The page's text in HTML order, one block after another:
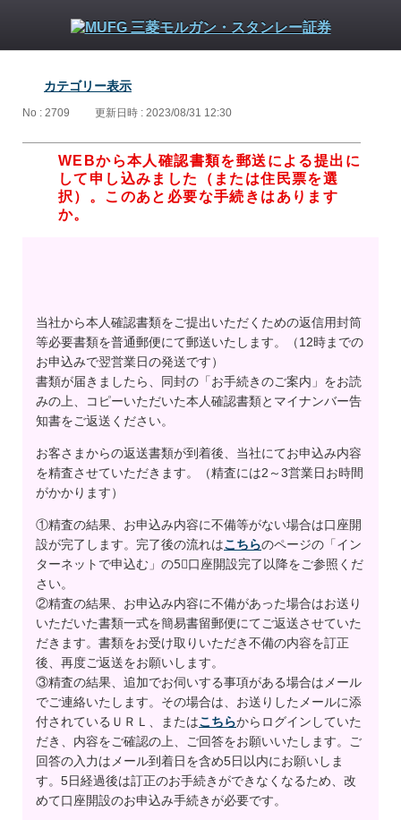
カテゴリー表示
No : 2709 更新日時 : 2023/08/31 12:30
WEBから本人確認書類を郵送による提出に
して申し込みました（または住民票を選
択）。このあと必要な手続きはあります
か。
当社から本人確認書類をご提出いただくための返信用封筒
等必要書類を普通郵便にて郵送いたします。（12時までの
お申込みで翌営業日の発送です）
書類が届きましたら、同封の「お手続きのご案内」をお読
みの上、コピーいただいた本人確認書類とマイナンバー告
知書をご返送ください。
お客さまからの返送書類が到着後、当社にてお申込み内容
を精査させていただきます。（精査には2～3営業日お時間
がかかります）
①精査の結果、お申込み内容に不備等がない場合は口座開
設が完了します。完了後の流れはこちらのページの「イン
ターネットで申込む」の5⃣口座開設完了以降をご参照くだ
さい。
②精査の結果、お申込み内容に不備があった場合はお送り
いただいた書類一式を簡易書留郵便にてご返送させていた
だきます。書類をお受け取りいただき不備の内容を訂正
後、再度ご返送をお願いします。
③精査の結果、追加でお伺いする事項がある場合はメール
でご連絡いたします。その場合は、お送りしたメールに添
付されているＵＲＬ、またはこちらからログインしていた
だき、内容をご確認の上、ご回答をお願いいたします。ご
回答の入力はメール到着日を含め5日以内にお願いしま
す。5日経過後は訂正のお手続きができなくなるため、改
めて口座開設のお申込み手続きが必要です。